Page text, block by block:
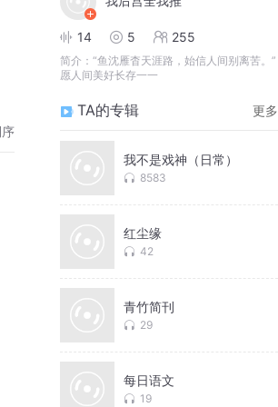
14 5 255
简介： “鱼沈雁杳天涯路，始信人间别离苦。”
愿人间美好长存一一
TA的专辑 更多
我不是戏神（日常）
8583
红尘缘
42
青竹简刊
29
每日语文
19